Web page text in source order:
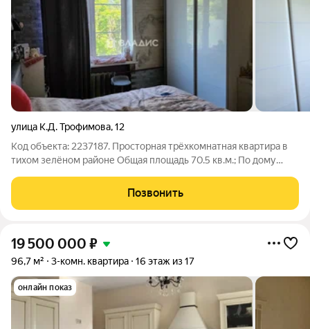
улица К.Д. Трофимова,12
Код объекта: 2237187. Просторная трёхкомнатная квартира в
тихом зелёном районе Общая площадь 70.5 кв.м.; По дому
3 метра;
Позвонить
19 500 000 ₽
96,7 м² 3-комн. квартира 16 этаж из 17
онлайн показ